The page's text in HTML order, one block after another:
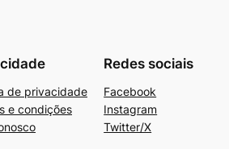
de privacidade
e condições
Redes sociais
Facebook
Instagram
Twitter/X